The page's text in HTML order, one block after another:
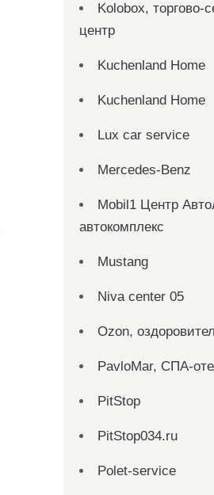
Kolobox, торгово-
центр
Kuchenland Home
Kuchenland Home
Lux car service
Mercedes-Benz
Mobil1 Центр
автокомплекс
Mustang
Niva center 05
Ozon,
PavloMar, СПА-
PitStop
PitStop034.ru
Polet-service